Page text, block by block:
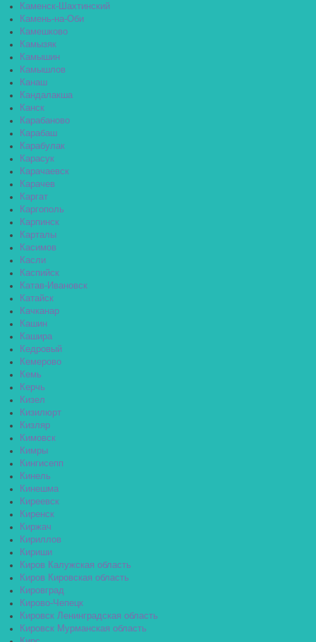
Каменск-Шахтинский
Камень-на-Оби
Камешково
Камызяк
Камышин
Камышлов
Канаш
Кандалакша
Канск
Карабаново
Карабаш
Карабулак
Карасук
Карачаевск
Карачев
Каргат
Каргополь
Карпинск
Карталы
Касимов
Касли
Каспийск
Катав-Ивановск
Катайск
Качканар
Кашин
Кашира
Кедровый
Кемерово
Кемь
Керчь
Кизел
Кизилюрт
Кизляр
Кимовск
Кимры
Кингисепп
Кинель
Кинешма
Киреевск
Киренск
Киржач
Кириллов
Кириши
Киров Калужская область
Киров Кировская область
Кировград
Кирово-Чепецк
Кировск Ленинградская область
Кировск Мурманская область